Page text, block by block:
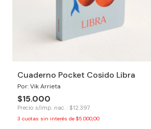
Cuaderno Pocket Cosido Libra
Por: Vik Arrieta
$15.000
Precio s/imp. nac. : $12.397
3 cuotas sin interés de $5.000,00